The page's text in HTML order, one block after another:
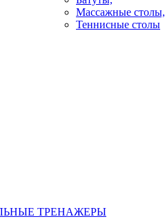
Массажные столы,
Теннисные столы
ТРЕНАЖЕРЫ